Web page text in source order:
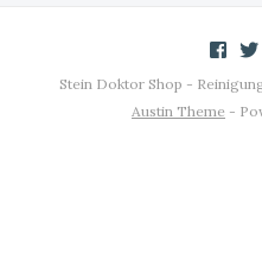
Stein Doktor Shop -
Austin Theme -